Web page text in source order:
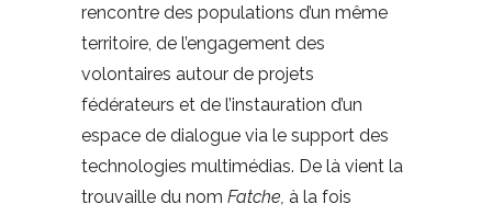
rencontre des populations d’un même
territoire, de l’engagement des
volontaires autour de projets
fédérateurs et de l’instauration d’un
espace de dialogue via le support des
technologies multimédias. De là vient la
trouvaille du nom Fatche, à la fois